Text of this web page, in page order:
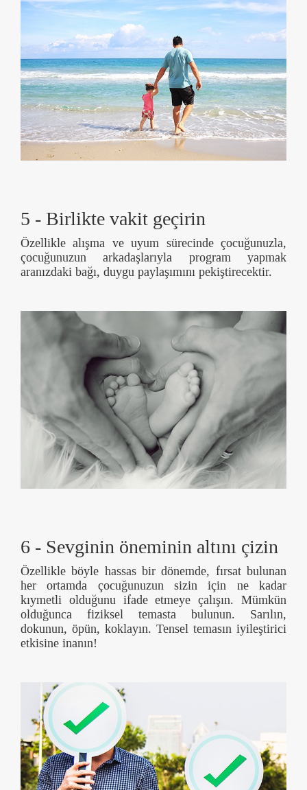
5 - Birlikte vakit geçirin
Özellikle alışma ve uyum sürecinde çocuğunuzla,
çocuğunuzun arkadaşlarıyla program yapmak
aranızdaki bağı, duygu paylaşımını pekiştirecektir.
6 - Sevginin öneminin altını çizin
Özellikle böyle hassas bir dönemde, fırsat bulunan
her ortamda çocuğunuzun sizin için ne kadar
kıymetli olduğunu ifade etmeye çalışın. Mümkün
olduğunca fiziksel temasta bulunun. Sarılın,
dokunun, öpün, koklayın. Tensel temasın iyileştirici
etkisine inanın!